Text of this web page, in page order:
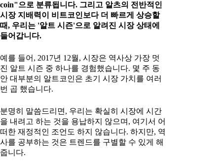
coin"으로 분류됩니다. 그리고 알츠의 전반적인
시장 지배력이 비트코인보다 더 빠르게 상승할
때, 우리는 '알트 시즌'으로 알려진 시장 상태에
들어갑니다.
예를 들어, 2017년 12월, 시장은 역사상 가장 멋
진 알트 시즌 중 하나를 경험했습니다. 몇 주 동
안 대부분의 알트코인은 초기 시장 가치를 여러
번 곱 했습니다.
분명히 말씀드리면, 우리는 확실히 시장에 시간
을 내려고 하는 것을 용납하지 않으며, 여기서 어
떠한 재정적인 조언도 하지 않습니다. 하지만, 역
사를 공부하는 것은 트렌드를 구별할 수 있게 해
줍니다.